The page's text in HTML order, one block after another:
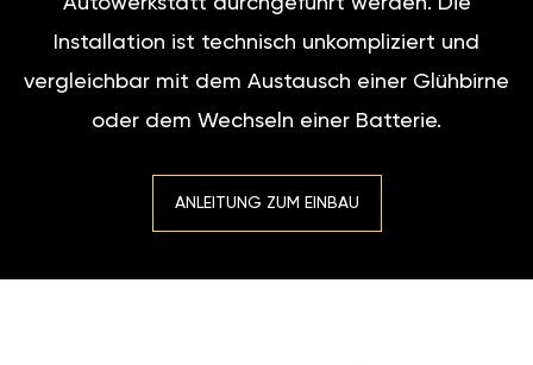
Installation ist technisch unkompliziert und
vergleichbar mit dem Austausch einer Glühbirne
oder dem Wechseln einer Batterie.
ANLEITUNG ZUM EINBAU